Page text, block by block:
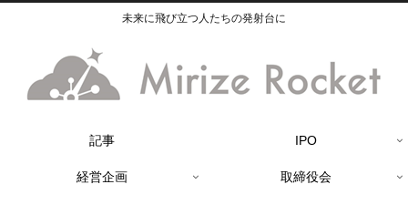
未来に飛び立つ人たちの発射台に
記事 IPO
経営企画 取締役会